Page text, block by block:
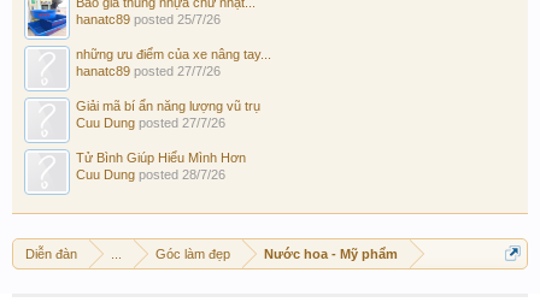
hanatc89 posted 25/7/26
những ưu điểm của xe nâng tay...
hanatc89 posted 27/7/26
Giải mã bí ẩn năng lượng vũ trụ
Cuu Dung posted 27/7/26
Tử Bình Giúp Hiểu Mình Hơn
Cuu Dung posted 28/7/26
Diễn đàn Góc làm đẹp Nước hoa - Mỹ phẩm